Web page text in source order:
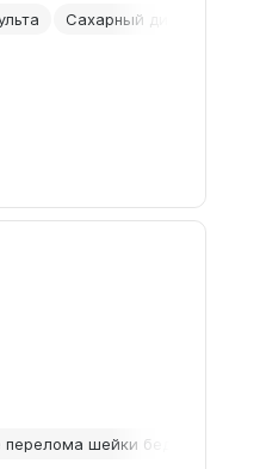
Сахарный диабет
перелома шейки бедра